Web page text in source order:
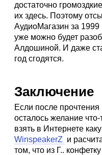
достаточно
их здесь. Поэтому
АудиоМагазин за 1999
уже можно будет
Алдошиной. И даже
год сгодятся.
Заключение
Если после
осталось желание
взять в Интернете
WinspeakerZ и
том, что из Г..